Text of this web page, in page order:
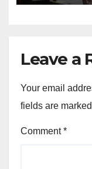
Leave a
Your email
fields are marked
Comment*